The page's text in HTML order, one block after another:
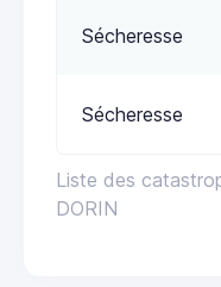
Liste des
DORIN
Sécheresse
Sécheresse